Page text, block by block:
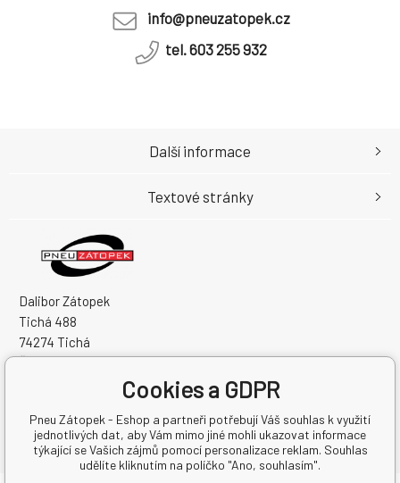
info@pneuzatopek.cz
tel. 603 255 932
Dalibor Zátopek
Tichá 488
74274 Tichá
Česká Republika
DIČ: CZ7504094994
Další informace
Textové stránky
Cookies a GDPR
Pneu Zátopek - Eshop a partneři potřebují Váš souhlas k využití
jednotlivých dat, aby Vám mimo jiné mohli ukazovat informace
týkající se Vašich zájmů pomocí personalizace reklam. Souhlas
udělíte kliknutím na políčko "Ano, souhlasím".